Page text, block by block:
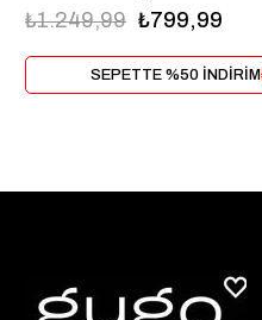
₺799,99
₺1.249,99
SEPETTE %50 İNDİRİM